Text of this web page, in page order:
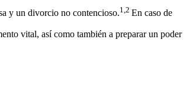
y un divorcio no contencioso.1,2 En caso de
vital, así como también a preparar un poder